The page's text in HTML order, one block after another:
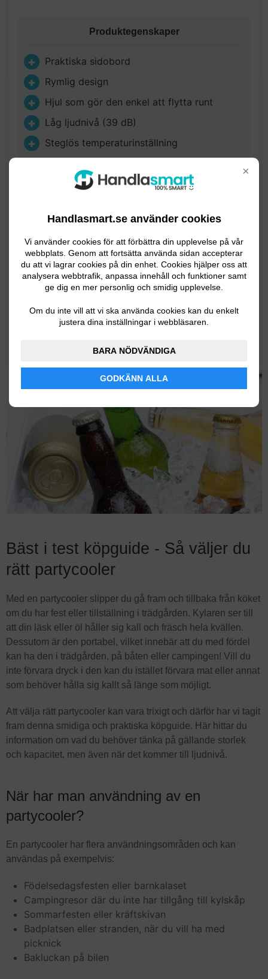
×
Handlasmart.se använder cookies
Vi använder cookies för att förbättra din upplevelse på vår
webbplats. Genom att fortsätta använda sidan accepterar
du att vi lagrar cookies på din enhet. Cookies hjälper oss att
analysera webbtrafik, anpassa innehåll och funktioner samt
ge dig en mer personlig och smidig upplevelse.
Om du inte vill att vi ska använda cookies kan du enkelt
justera dina inställningar i webbläsaren.
BARA NÖDVÄNDIGA
GODKÄNN ALLA
Produktegenskaper
Praktiska sidobord
Rymlig design
Hjul som gör den enkel att flytta runt
Låg ljudnivå (39 dB)
Steglös temperaturinställning
Produktöversikt
passar perfekt till sommarfesten ute på altanen och är
enkel att flytta runt tack vare hjulen undertill.
Party-Cooler har en steglös temperaturinställning samt
dB. Den är utrustad med två praktiska sidobord i
trä samt en flaskhållare. Dessutom är botten avtagbar
Bäst i test köpguide - Så väljer du
rätt partycooler
Med en partycooler slipper du gå fram och tillbaka från köket
om du har fest eller tillställning i trädgården. Kylaren ser till
att din läsk eller öl håller sig kall och fräsch hela kvällen.
Dessutom är den portabel, vilket innebär att du med fördel
kan ha den i trädgården, på båten eller campingen! Vill du
inte förvara dryck i den kan du istället förvara mat eller annat
som behöver hålla sig kallt så länge som möjligt.
Att välja rätt partycooler kan vara trixigt och därför har vi tagit
fram denna smidiga och praktiska köpguide. Här hittar du
information om vad du behöver tänka på gällande storlek
och kapacitet, men även när det kommer till ljudnivå.
När har man användning av en
partycooler?
En partycooler har flera användningsområden och kan
användas på exempelvis:
Födelsedagsfesten eller barnkalaset
Campingresor där du inte har tillgång till kylskåp
Sommarfesten eller kräftskivan
Badplatsen eller stranden, när du vill ha med
picknick
Bakluckan på bilen